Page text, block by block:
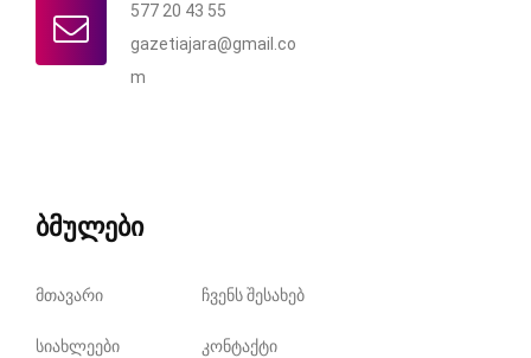
577 20 43 55
gazetiajara@gmail.co
m
ბმულები
მთავარი ჩვენს შესახებ
სიახლეები კონტაქტი